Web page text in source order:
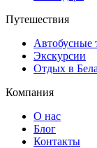
Путешествия
Автобусные
Экскурсии
Отдых в
Компания
О нас
Блог
Контакты